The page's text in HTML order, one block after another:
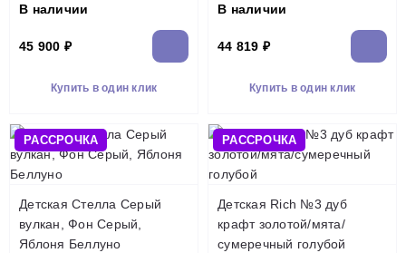
В наличии
45 900 ₽
Купить в один клик
В наличии
44 819 ₽
Купить в один клик
РАССРОЧКА
Детская Стелла Серый
вулкан, Фон Серый,
Яблоня Беллуно
РАССРОЧКА
Детская Rich №3 дуб
крафт золотой/мята/
сумеречный голубой